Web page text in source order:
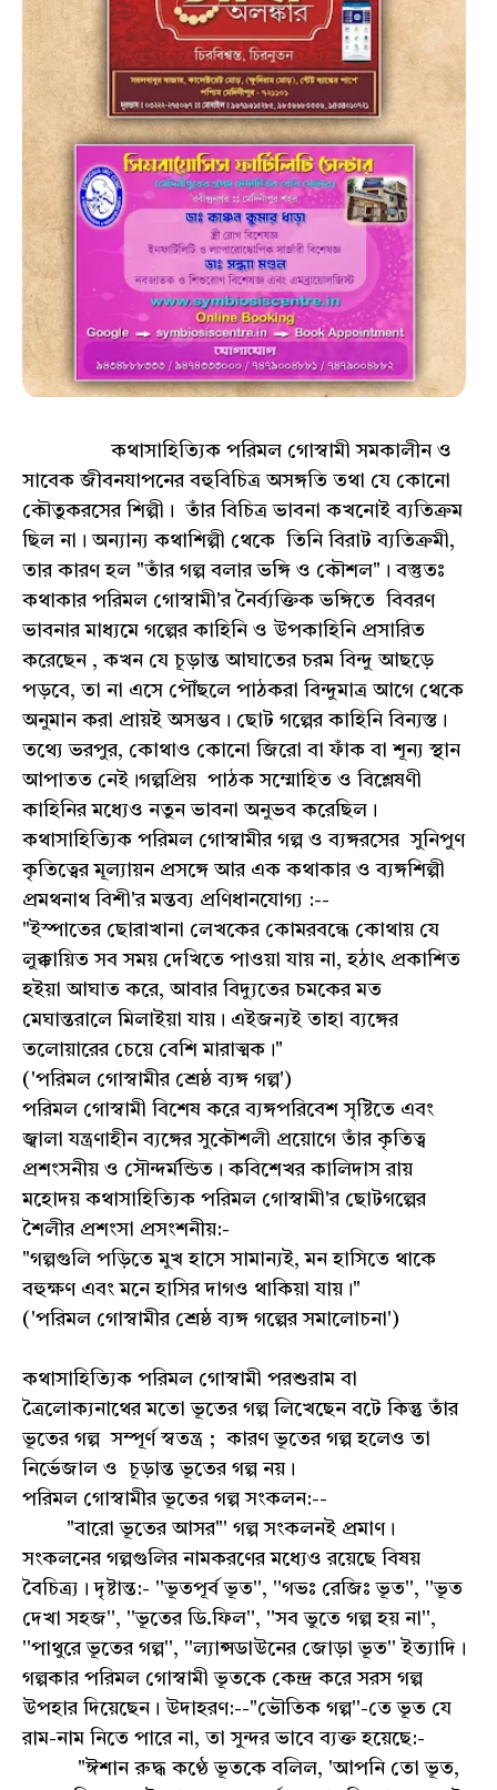
কথাসাহিত্যিক পরিমল গোস্বামী সমকালীন ও
সাবেক জীবনযাপনের বহুবিচিত্র অসঙ্গতি তথা যে কোনো
কৌতুকরসের শিল্পী। তাঁর বিচিত্র ভাবনা কখনোই ব্যতিক্রম
ছিল না। অন্যান্য কথাশিল্পী থেকে তিনি বিরাট ব্যতিক্রমী,
তার কারণ হল "তাঁর গল্প বলার ভঙ্গি ও কৌশল"। বস্তুতঃ
কথাকার পরিমল গোস্বামী'র নৈর্ব্যক্তিক ভঙ্গিতে বিবরণ
ভাবনার মাধ্যমে গল্পের কাহিনি ও উপকাহিনি প্রসারিত
করেছেন , কখন যে চূড়ান্ত আঘাতের চরম বিন্দু আছড়ে
পড়বে, তা না এসে পৌঁছলে পাঠকরা বিন্দুমাত্র আগে থেকে
অনুমান করা প্রায়ই অসম্ভব। ছোট গল্পের কাহিনি বিন্যস্ত।
তথ্যে ভরপুর, কোথাও কোনো জিরো বা ফাঁক বা শূন্য স্থান
আপাতত নেই।গল্পপ্রিয় পাঠক সম্মোহিত ও বিশ্লেষণী
কাহিনির মধ্যেও নতুন ভাবনা অনুভব করেছিল।
কথাসাহিত্যিক পরিমল গোস্বামীর গল্প ও ব্যঙ্গরসের সুনিপুণ
কৃতিত্বের মূল্যায়ন প্রসঙ্গে আর এক কথাকার ও ব্যঙ্গশিল্পী
প্রমথনাথ বিশী'র মন্তব্য প্রণিধানযোগ্য :--
"ইস্পাতের ছোরাখানা লেখকের কোমরবন্ধে কোথায় যে
লুক্কায়িত সব সময় দেখিতে পাওয়া যায় না, হঠাৎ প্রকাশিত
হইয়া আঘাত করে, আবার বিদ্যুতের চমকের মত
মেঘান্তরালে মিলাইয়া যায়। এইজন্যই তাহা ব্যঙ্গের
তলোয়ারের চেয়ে বেশি মারাত্মক।"
('পরিমল গোস্বামীর শ্রেষ্ঠ ব্যঙ্গ গল্প')
পরিমল গোস্বামী বিশেষ করে ব্যঙ্গপরিবেশ সৃষ্টিতে এবং
জ্বালা যন্ত্রণাহীন ব্যঙ্গের সুকৌশলী প্রয়োগে তাঁর কৃতিত্ব
প্রশংসনীয় ও সৌন্দর্মন্ডিত। কবিশেখর কালিদাস রায়
মহোদয় কথাসাহিত্যিক পরিমল গোস্বামী'র ছোটগল্পের
শৈলীর প্রশংসা প্রসংশনীয়:-
"গল্পগুলি পড়িতে মুখ হাসে সামান্যই, মন হাসিতে থাকে
বহুক্ষণ এবং মনে হাসির দাগও থাকিয়া যায়।"
('পরিমল গোস্বামীর শ্রেষ্ঠ ব্যঙ্গ গল্পের সমালোচনা')
কথাসাহিত্যিক পরিমল গোস্বামী পরশুরাম বা
ত্রৈলোক্যনাথের মতো ভূতের গল্প লিখেছেন বটে কিন্তু তাঁর
ভূতের গল্প সম্পূর্ণ স্বতন্ত্র ; কারণ ভূতের গল্প হলেও তা
নির্ভেজাল ও চূড়ান্ত ভূতের গল্প নয়।
পরিমল গোস্বামীর ভূতের গল্প সংকলন:--
"বারো ভূতের আসর"' গল্প সংকলনই প্রমাণ।
সংকলনের গল্পগুলির নামকরণের মধ্যেও রয়েছে বিষয়
বৈচিত্র্য। দৃষ্টান্ত:- ''ভূতপূর্ব ভূত'', ''গভঃ রেজিঃ ভূত'', ''ভূত
দেখা সহজ'', ''ভূতের ডি.ফিল'', ''সব ভুতে গল্প হয় না'',
''পাথুরে ভূতের গল্প'', ''ল্যান্সডাউনের জোড়া ভূত'' ইত্যাদি।
গল্পকার পরিমল গোস্বামী ভূতকে কেন্দ্র করে সরস গল্প
উপহার দিয়েছেন। উদাহরণ:--"ভৌতিক গল্প''-তে ভূত যে
রাম-নাম নিতে পারে না, তা সুন্দর ভাবে ব্যক্ত হয়েছে:-
"ঈশান রুদ্ধ কণ্ঠে ভূতকে বলিল, 'আপনি তো ভূত,